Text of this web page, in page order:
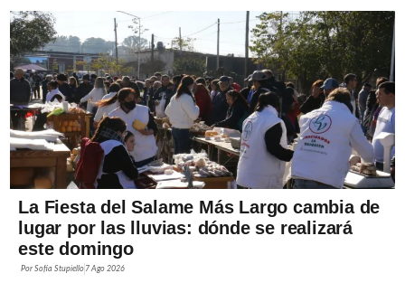
La Fiesta del Salame Más Largo cambia de
lugar por las lluvias: dónde se realizará
este domingo
PorSofía Stupiello 7 Ago 2026